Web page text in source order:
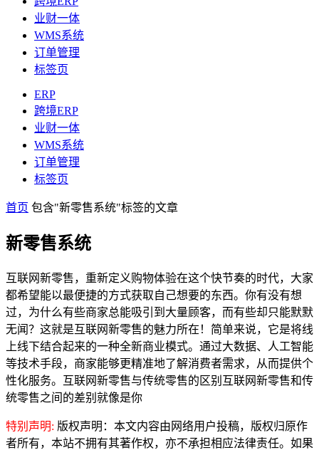
业财一体
WMS系统
订单管理
标签页
ERP
跨境ERP
业财一体
WMS系统
订单管理
标签页
首页 包含"新零售系统"标签的文章
新零售系统
互联网新零售，重新定义购物体验在这个快节奏的时代，大家
都希望能以最便捷的方式获取自己想要的东西。你有没有想
过，为什么有些商家总能吸引到大量顾客，而有些却只能默默
无闻？这就是互联网新零售的魅力所在！简单来说，它是将线
上线下结合起来的一种全新商业模式。通过大数据、人工智能
等技术手段，商家能够更精准地了解消费者需求，从而提供个
性化服务。互联网新零售与传统零售的区别互联网新零售和传
统零售之间的差别就像是你
特别声明: 版权声明：本文内容由网络用户投稿，版权归原作
者所有，本站不拥有其著作权，亦不承担相应法律责任。如果